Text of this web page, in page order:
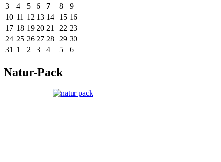
3
4 5 6 7 8
9
10 11 12 13 14 15 16
17 18 19 20 21 22 23
24 25 26 27 28 29 30
31 1 2 3 4 5 6
Natur-Pack